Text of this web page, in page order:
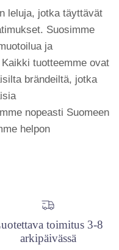
leluja, jotka täyttävät
Suosimme
ja
tuotteemme ovat
brändeiltä, jotka
nopeasti Suomeen
helpon
toimitus 3-8
arkipäivässä